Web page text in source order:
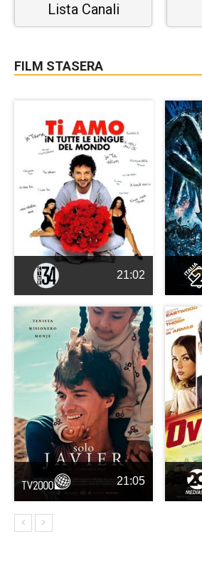
Lista Canali
FILM STASERA
21:02
21:05